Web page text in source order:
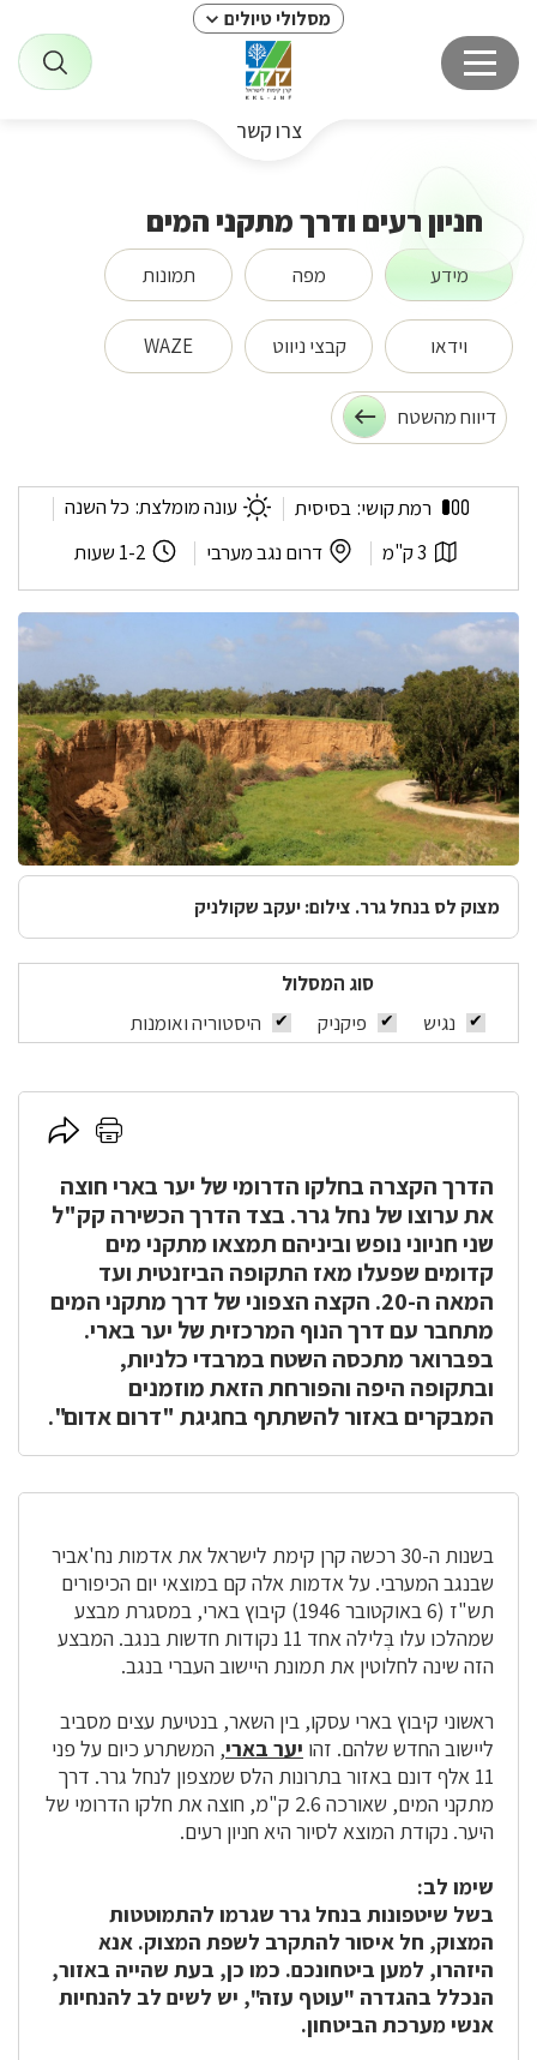
מסלולי טיולים
צרו קשר
חניון רעים ודרך מתקני המים
מידע מפה תמונות
וידאו קבצי ניווט WAZE
דיווח מהשטח
חניון
רמת קושי: בסיסית עונה מומלצת: כל השנה
אורך 3 ק"מ
לפי דרום נגב מערבי
משך 1-2 שעות
מצוק לס בנחל גרר. צילום: יעקב שקולניק
סוג המסלול
נגיש
פיקניק היסטוריה ואומנות
לחץ
להדפסה
לחץ
לשיתוף
הדרך הקצרה בחלקו הדרומי של יער בארי חוצה
את ערוצו של נחל גרר. בצד הדרך הכשירה קק"ל
שני חניוני נופש וביניהם תמצאו מתקני מים
קדומים שפעלו מאז התקופה הביזנטית ועד
המאה ה-20. הקצה הצפוני של דרך מתקני המים
מתחבר עם דרך הנוף המרכזית של יער בארי.
בפברואר מתכסה השטח במרבדי כלניות,
ובתקופה היפה והפורחת הזאת מוזמנים
המבקרים באזור להשתתף בחגיגת "דרום אדום".
בשנות ה-30 רכשה קרן קימת לישראל את אדמות נח'אביר
שבנגב המערבי. על אדמות אלה קם במוצאי יום הכיפורים
תש"ז (6 באוקטובר 1946) קיבוץ בארי, במסגרת מבצע
שמהלכו עלו בְּלילה אחד 11 נקודות חדשות בנגב. המבצע
הזה שינה לחלוטין את תמונת היישוב העברי בנגב.
ראשוני קיבוץ בארי עסקו, בין השאר, בנטיעת עצים מסביב
ליישוב החדש שלהם. זהו יער בארי, המשתרע כיום על פני
11 אלף דונם באזור בתרונות הלס שמצפון לנחל גרר. דרך
מתקני המים, שאורכה 2.6 ק"מ, חוצה את חלקו הדרומי של
היער. נקודת המוצא לסיור היא חניון רעים.
שימו לב:
בשל שיטפונות בנחל גרר שגרמו להתמוטטות
המצוק, חל איסור להתקרב לשפת המצוק. אנא
היזהרו, למען ביטחונכם. כמו כן, בעת שהייה באזור,
הנכלל בהגדרה "עוטף עזה", יש לשים לב להנחיות
אנשי מערכת הביטחון.